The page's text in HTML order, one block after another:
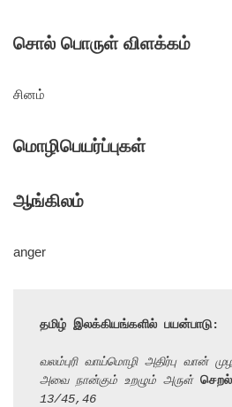
சொல் பொருள் விளக்கம்
சினம்
மொழிபெயர்ப்புகள்
ஆங்கிலம்
anger
தமிழ் இலக்கியங்களில் பயன்பாடு:
வலம்புரி வாய்மொழி அதிர்பு வான்
அவை நான்கும் உறழும் அருள் செறல்
13/45,46